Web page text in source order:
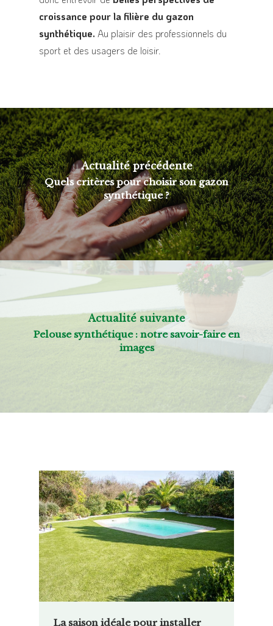
croissance pour la filière du gazon
synthétique. Au plaisir des professionnels du
sport et des usagers de loisir.
Actualité précédente
Quels critères pour choisir son gazon
synthétique ?
Actualité suivante
Pelouse synthétique : notre savoir-faire en
images
La saison idéale pour installer